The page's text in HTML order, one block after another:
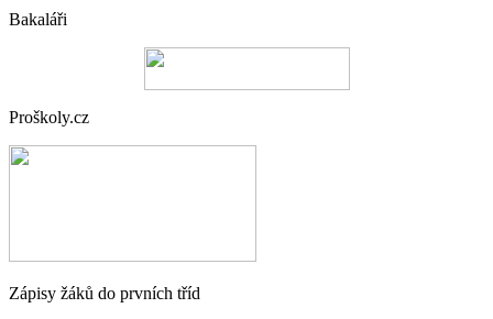
Bakaláři
Proškoly.cz
Zápisy žáků do prvních tříd